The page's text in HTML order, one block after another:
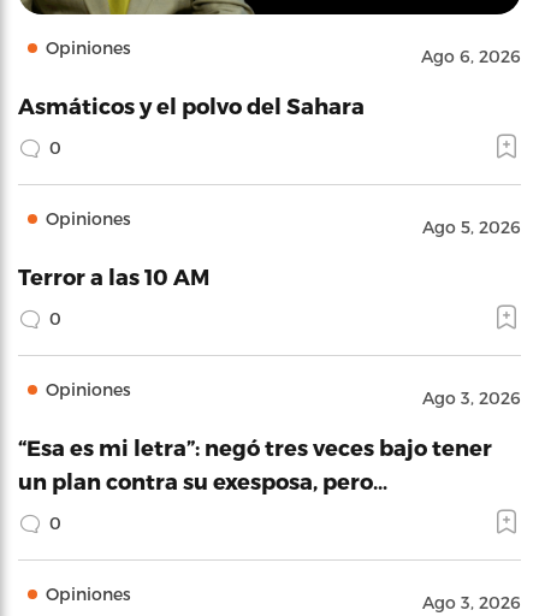
Opiniones Ago 6, 2026
Asmáticos y el polvo del Sahara
0
Opiniones Ago 5, 2026
Terror a las 10 AM
0
Opiniones Ago 3, 2026
“Esa es mi letra”: negó tres veces bajo tener
un plan contra su exesposa, pero…
0
Opiniones Ago 3, 2026